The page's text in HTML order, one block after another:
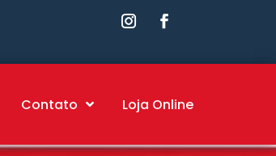
Contato Loja Online